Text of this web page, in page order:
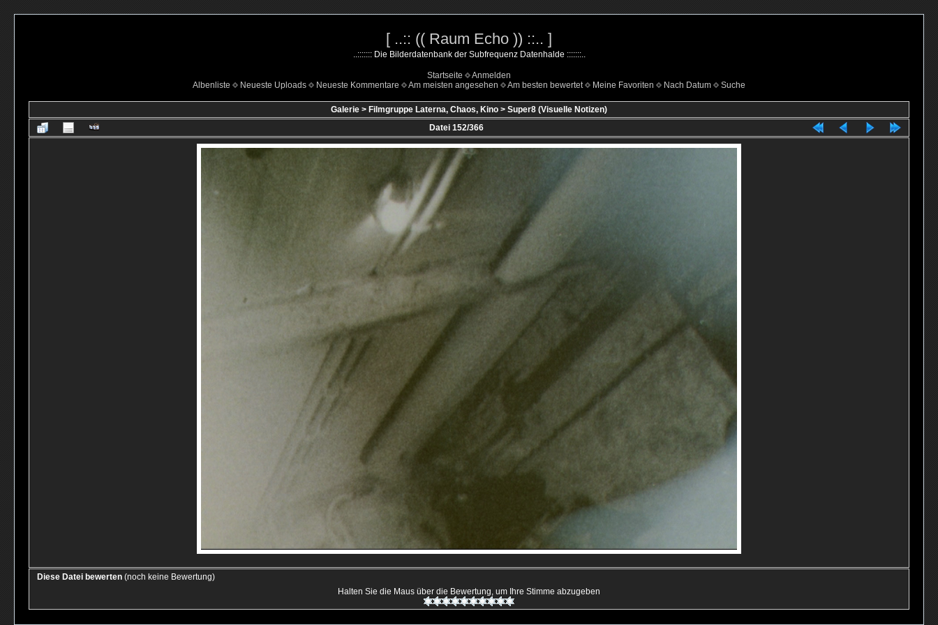
[ ..:: (( Raum Echo )) ::.. ]
..::::::: Die Bilderdatenbank der Subfrequenz Datenhalde :::::::..
Startseite
Anmelden
Albenliste
Neueste Uploads Neueste Kommentare Am meisten angesehen Am besten bewertet Meine Favoriten Nach Datum Suche
Galerie > Filmgruppe Laterna, Chaos, Kino > Super8 (Visuelle Notizen)
Datei 152/366
Diese Datei bewerten (noch keine Bewertung)
Halten Sie die Maus über die Bewertung, um Ihre Stimme abzugeben